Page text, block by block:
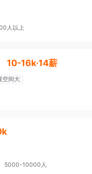
人以上
10-16k·14薪
空间大
5000-10000人